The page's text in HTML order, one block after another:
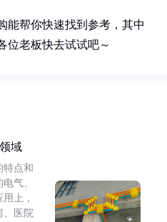
能帮你快速找到参考，其中
位老板快去试试吧～
域
特点和
气、
上，
、医院